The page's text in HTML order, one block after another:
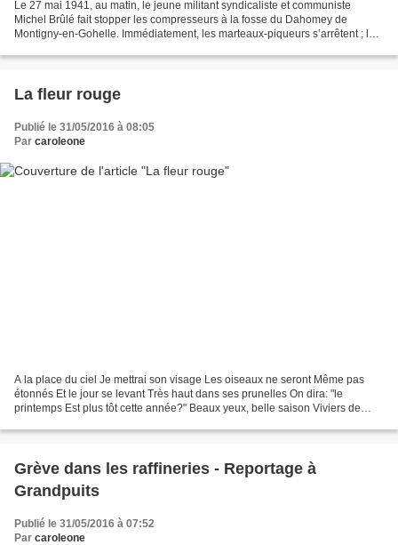
Le 27 mai 1941, au matin, le jeune militant syndicaliste et communiste
Michel Brûlé fait stopper les compresseurs à la fosse du Dahomey de
Montigny-en-Gohelle. Immédiatement, les marteaux-piqueurs s’arrêtent ; les
La fleur rouge
Publié le 31/05/2016 à 08:05
Par caroleone
A la place du ciel Je mettrai son visage Les oiseaux ne seront Même pas
étonnés Et le jour se levant Très haut dans ses prunelles On dira: "le
printemps Est plus tôt cette année?" Beaux yeux, belle saison Viviers de
Grève dans les raffineries - Reportage à
Grandpuits
Publié le 31/05/2016 à 07:52
Par caroleone